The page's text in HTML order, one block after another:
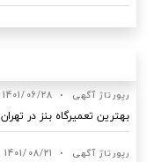
رپورتاژ آگهی •
1401/06/28
بهترین تعمیرگاه بنز در تهران
رپورتاژ آگهی •
1401/08/21